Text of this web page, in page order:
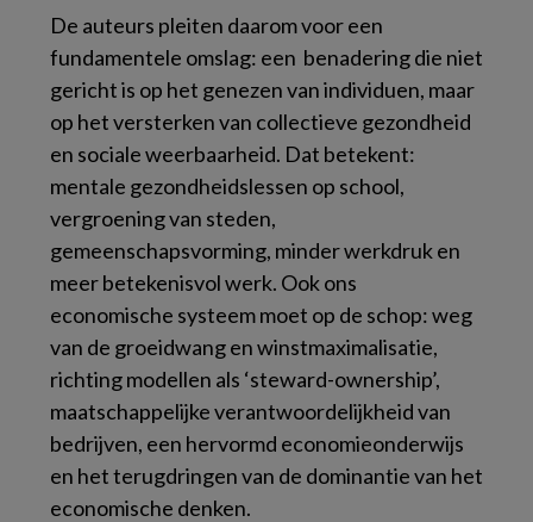
De auteurs pleiten daarom voor een
fundamentele omslag: een benadering die niet
gericht is op het genezen van individuen, maar
op het versterken van collectieve gezondheid
en sociale weerbaarheid. Dat betekent:
mentale gezondheidslessen op school,
vergroening van steden,
gemeenschapsvorming, minder werkdruk en
meer betekenisvol werk. Ook ons
economische systeem moet op de schop: weg
van de groeidwang en winstmaximalisatie,
richting modellen als ‘steward-ownership’,
maatschappelijke verantwoordelijkheid van
bedrijven, een hervormd economieonderwijs
en het terugdringen van de dominantie van het
economische denken.